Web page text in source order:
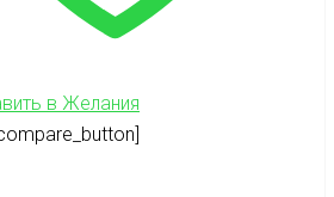
в Желания